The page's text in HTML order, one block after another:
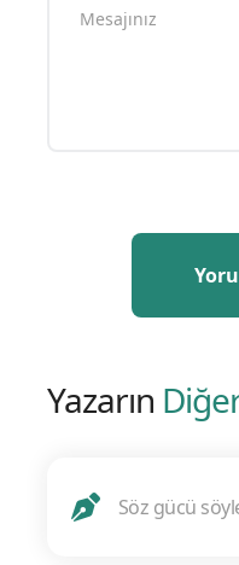
Yazarın
Söz gücü